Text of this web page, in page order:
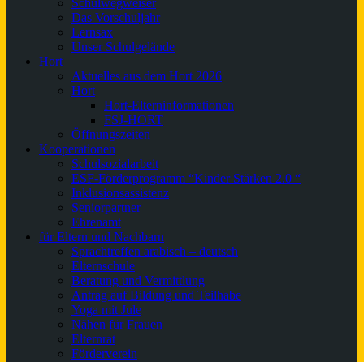
Schulwegweiser
Das Vorschuljahr
Lernsax
Unser Schulgelände
Hort
Aktuelles aus dem Hort 2026
Hort
Hort-Elterninformationen
FSJ-HORT
Öffnungszeiten
Kooperationen
Schulsozialarbeit
ESF-Förderprogramm “Kinder Stärken 2.0 “
Inklusionsassistenz
Seniorpartner
Ehrenamt
für Eltern und Nachbarn
Sprachtreffen arabisch – deutsch
Elternschule
Beratung und Vermittlung
Antrag auf Bildung und Teilhabe
Yoga mit Jule
Nähen für Frauen
Elternrat
Förderverein